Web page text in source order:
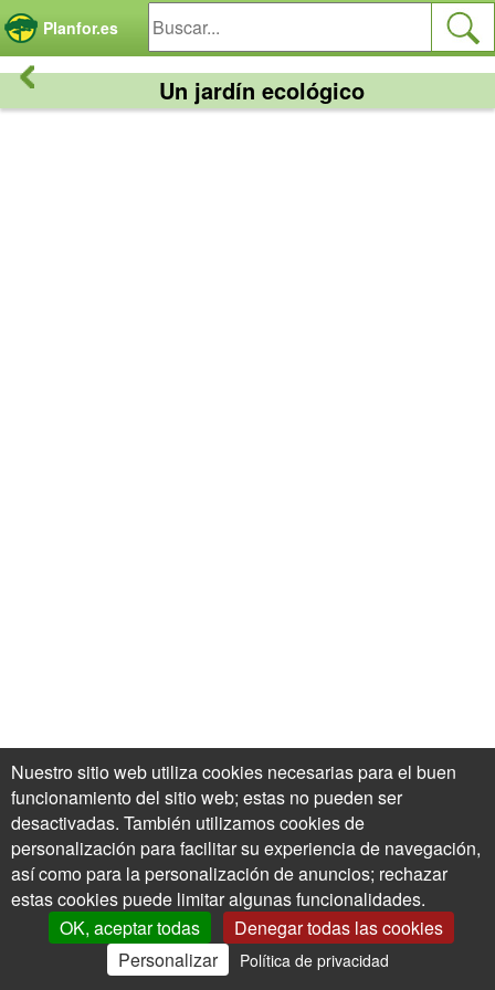
Planfor.es
Un jardín ecológico
Mi Cuenta Ofertas Cesta
Panel de gestión de cookies
Nuestro sitio web utiliza cookies necesarias para el buen
funcionamiento del sitio web; estas no pueden ser
desactivadas. También utilizamos cookies de
personalización para facilitar su experiencia de navegación,
así como para la personalización de anuncios; rechazar
estas cookies puede limitar algunas funcionalidades.
OK, aceptar todas
Denegar todas las cookies
Personalizar
Política de privacidad